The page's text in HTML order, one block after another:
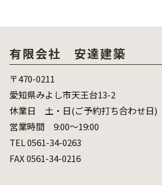
有限会社 安達建築
〒470-0211
愛知県みよし市天王台13-2
休業日 土・日(ご予約打ち合わせ日)
営業時間 9:00～19:00
TEL 0561-34-0263
FAX 0561-34-0216